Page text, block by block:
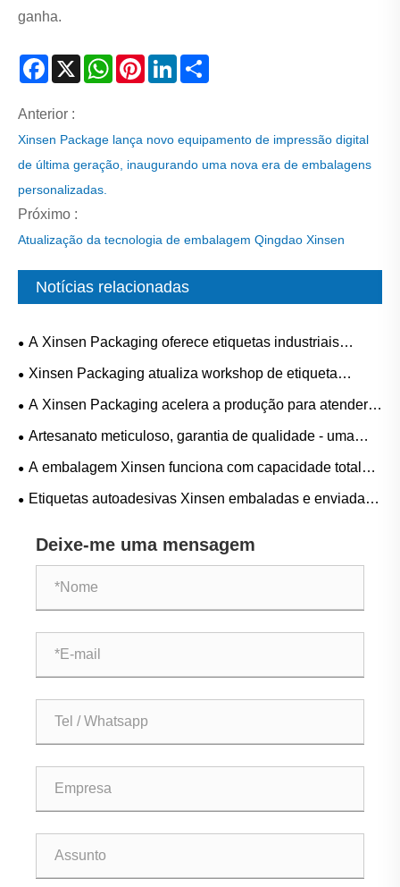
ganha.
Facebook
X WhatsApp
PinterestLinkedIn
Anterior :
Xinsen Package lança novo equipamento de impressão digital
de última geração, inaugurando uma nova era de embalagens
personalizadas.
Próximo :
Atualização da tecnologia de embalagem Qingdao Xinsen
Notícias relacionadas
A Xinsen Packaging oferece etiquetas industriais
personalizadas de alta qualidade para aplicações
Xinsen Packaging atualiza workshop de etiqueta
digital, permitindo produção flexível de alta mistura com
controle de qualidade de processo completo
A Xinsen Packaging acelera a produção para atender à
crescente demanda do mercado com fabricação eficiente
Artesanato meticuloso, garantia de qualidade - uma
crônica da produção de impressão de etiquetas
A embalagem Xinsen funciona com capacidade total
para atender pedidos de etiquetas adesivas
Etiquetas autoadesivas Xinsen embaladas e enviadas
qualidade em todo o mundo
Deixe-me uma mensagem